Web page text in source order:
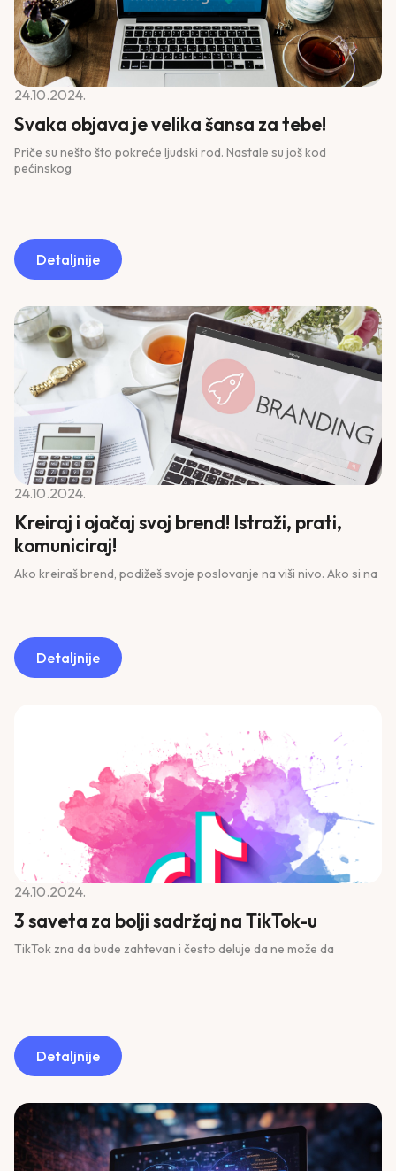
24.10.2024.
Svaka objava je velika šansa za tebe!
Priče su nešto što pokreće ljudski rod. Nastale su još kod
pećinskog
Detaljnije
24.10.2024.
Kreiraj i ojačaj svoj brend! Istraži, prati,
komuniciraj!
Ako kreiraš brend, podižeš svoje poslovanje na viši nivo. Ako si na
Detaljnije
24.10.2024.
3 saveta za bolji sadržaj na TikTok-u
TikTok zna da bude zahtevan i često deluje da ne može da
Detaljnije